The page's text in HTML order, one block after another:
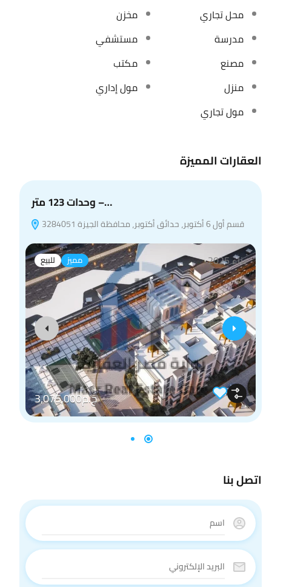
محل تجاري
مخزن
مدرسة
مستشفي
مصنع
مكتب
منزل
مول إداري
مول تجاري
العقارات المميزة
وحدات 123 متر –…
قسم أول 6 أكتوبر، حدائق أكتوبر، محافظة الجيزة 3284051
للبيع مميز بناء 2025
ج.م3,075,000
اتصل بنا